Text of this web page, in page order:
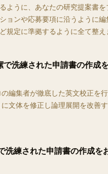
ように、あなたの研究提案書
ョンや応募要項に沿うように
規定に準拠するように全て整え
で洗練された申請書の作成
の編集者が徹底した英文校正を
に文体を修正し論理展開を改善
洗練された申請書の作成を